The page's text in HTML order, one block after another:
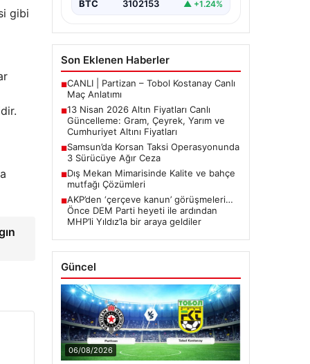
gibi
arasında yürütülen barış
BTC 3102153 ▲ +1.24%
Son Eklenen Haberler
■CANLI | Partizan – Tobol Kostanay Canlı
Maç Anlatımı
■13 Nisan 2026 Altın Fiyatları Canlı
Güncelleme: Gram, Çeyrek, Yarım ve
Cumhuriyet Altını Fiyatları
■Samsun’da Korsan Taksi Operasyonunda
3 Sürücüye Ağır Ceza
■Dış Mekan Mimarisinde Kalite ve bahçe
mutfağı Çözümleri
■AKP’den ‘çerçeve kanun’ görüşmeleri…
Önce DEM Parti heyeti ile ardından
MHP’li Yıldız’la bir araya geldiler
Güncel
06/08/2026